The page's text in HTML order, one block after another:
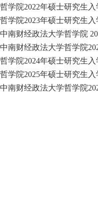
哲学院2022年硕士研究生入
哲学院2023年硕士研究生入
中南财经政法大学哲学院
中南财经政法大学哲学院
哲学院2024年硕士研究生入
哲学院2025年硕士研究生入
中南财经政法大学哲学院